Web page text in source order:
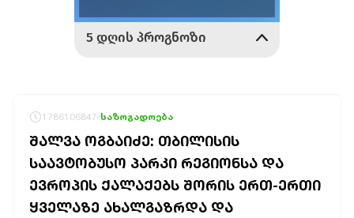
1786106847 საზოგადოება
ᲨᲐᲚᲕᲐ ᲝᲒᲑᲐᲘᲫᲔ: ᲗᲑᲘᲚᲘᲡᲘᲡ
ᲡᲐᲐᲕᲢᲝᲑᲣᲡᲝ ᲞᲐᲠᲙᲘ ᲠᲔᲒᲘᲝᲜᲡᲐ ᲓᲐ
ᲔᲕᲠᲝᲞᲘᲡ ᲥᲐᲚᲐᲥᲔᲑᲡ ᲨᲝᲠᲘᲡ ᲔᲠᲗ-ᲔᲠᲗᲘ
ᲧᲕᲔᲚᲐᲖᲔ ᲐᲮᲐᲚᲒᲐᲖᲠᲓᲐ ᲓᲐ